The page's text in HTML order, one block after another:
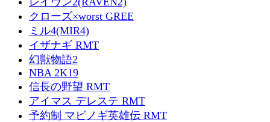
クローズ×worst GREE
ミル4(MIR4)
イザナギ RMT
幻獣物語2
NBA 2K19
信長の野望 RMT
アイマス デレステ RMT
予約制 マビノギ英雄伝 RMT